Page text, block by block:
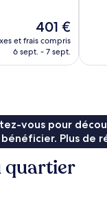
Le
nouveau
prix
401 €
et frais compris
6 sept. - 7 sept.
vous pour
Plus de
quartier